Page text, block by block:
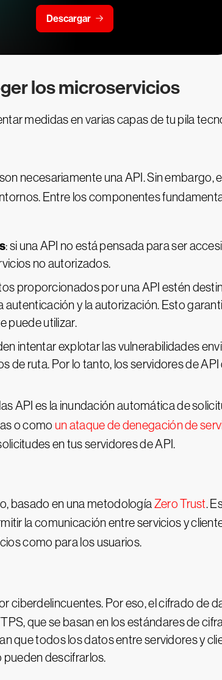
Descargar
los microservicios
medidas en varias capas de tu pila
necesariamente una API. Sin embargo,
Entre los componentes
: si una API no está pensada para ser
no autorizados.
proporcionados por una API estén
y la autorización. Esto
puede utilizar.
intentar explotar las vulnerabilidades
ruta. Por lo tanto, los servidores de
API es la inundación automática de
o como un ataque de denegación de
en tus servidores de API.
basado en una metodología Zero Trust.
la comunicación entre servicios y
como para los usuarios.
ciberdelincuentes. Por eso, el cifrado de
que se basan en los estándares de
que todos los datos entre servidores y
pueden descifrarlos.